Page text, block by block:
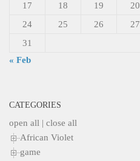
17
18 19 20
24
25 26 27
31
« Feb
CATEGORIES
open all | close all
African Violet
game